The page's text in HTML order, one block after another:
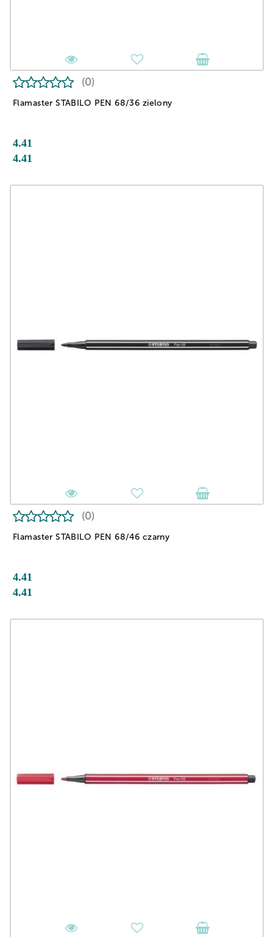
Flamaster STABILO PEN 68/36 zielony
(0)
4.41
4.41
Flamaster STABILO PEN 68/46 czarny
(0)
4.41
4.41